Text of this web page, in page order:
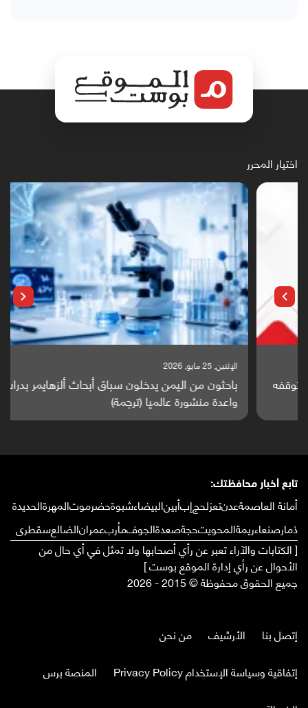
اختيار المحرر
باحثون من اليمن يدخلون سباق أبحاث ألزهايمر بدراسة
واعدة منشورة عالميا (ترجمة)
تابع أخبار محافظتك:
أمانة العاصمةعدنتعزلحجإبأبينالبيضاءشبوةحضرموتالمهرةالحديدة
ذمارصنعاءريمةالمحويتحجةصعدةالجوفمأربعمرانالضالعسقطرى
[ الكتابات والآراء تعبر عن رأي أصحابها ولا تمثل في أي حال من
الأحوال عن رأي إدارة الموقع بوست ]
جميع الحقوق محفوظة © 2015 - 2026
إتصل بنا الأرشيف
من نحن
إتفاقية وسياسة الإستخدام Privacy Policy
المنصة برس